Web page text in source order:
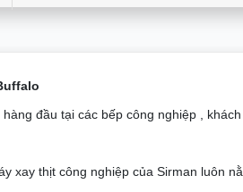
đầu tại các bếp công nghiệp ,
xay thịt công nghiệp của Sirman luôn